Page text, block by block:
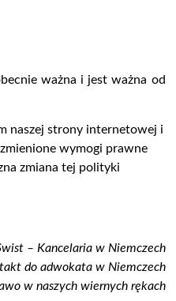
ważna i jest ważna od
naszej strony internetowej i
wymogi prawne
zmiana tej polityki
– Kancelaria w Niemczech
do adwokata w Niemczech
w naszych wiernych rękach